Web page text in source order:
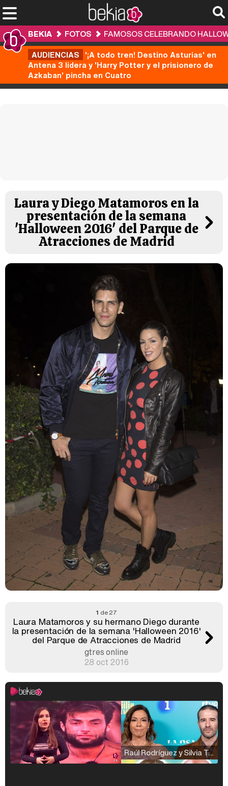
BEKIA FOTOS
FAMOSOS CELEBRANDO
AUDIENCIAS '¡A todo tren! Destino Asturias' en
Antena 3 lidera y 'Harry Potter y el prisionero de
Azkaban' pincha en Cuatro
Laura y Diego Matamoros en la
presentación de la semana
'Halloween 2016' del Parque de
Atracciones de Madrid
1 de 27
Laura Matamoros y su hermano Diego durante
la presentación de la semana 'Halloween 2016'
del Parque de Atracciones de Madrid
gtres online
28 oct 2016
Raúl Rodríguez y Silvia Taulés nos cuentan su papel en 'La familia de la tele'